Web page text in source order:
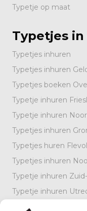
Typetje op maat
Typetjes
Typetjes inhuren
Typetjes inhuren
Typetjes boeken
Typetje inhuren
Typetje inhuren
Typetjes inhuren
Typetjes huren
Typetjes inhuren
Typetje inhuren
Typetje inhuren